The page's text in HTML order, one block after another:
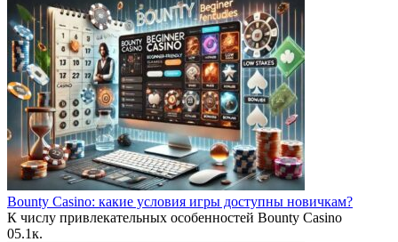
Bounty Casino: какие условия игры доступны новичкам?
К числу привлекательных особенностей Bounty Casino
05.1к.